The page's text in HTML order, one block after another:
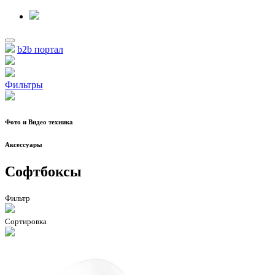
b2b портал
Фильтры
Фото и Видео техника
Аксессуары
Софтбоксы
Фильтр
Сортировка